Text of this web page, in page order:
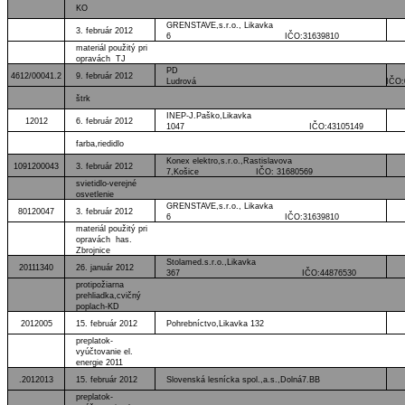
KO
3. február 2012
GRENSTAVE,s.r.o., Likavka
6 IČO:31639810
materiál použitý pri
opravách TJ
4612/00041.2
9. február 2012
PD
Ludrová
štrk
12012 6. február 2012
INEP-J.Paško,Likavka
1047 IČO:43105149
farba,riedidlo
1091200043 3. február 2012
Konex elektro,s.r.o.,Rastislavova
7,Košice IČO: 31680569
svietidlo-verejné
osvetlenie
80120047
3. február 2012
GRENSTAVE,s.r.o., Likavka
6 IČO:31639810
materiál použitý pri
opravách has.
Zbrojnice
20111340
26. január 2012
Stolamed.s.r.o.,Likavka
367 IČO:44876530
protipožiarna
prehliadka,cvičný
poplach-KD
2012005
15. február 2012
Pohrebníctvo,Likavka 132
preplatok-
vyúčtovanie el.
energie 2011
.2012013
15. február 2012
Slovenská lesnícka spol.,a.s.,Dolná7.BB
preplatok-